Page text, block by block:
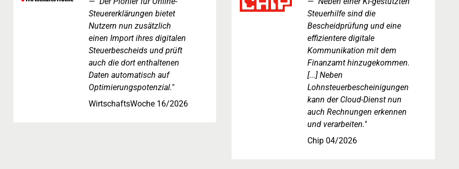
Steuererklärungen bietet
Nutzern nun zusätzlich
einen Import ihres digitalen
Steuerbescheids und prüft
auch die dort enthaltenen
Daten automatisch auf
Optimierungspotenzial."
WirtschaftsWoche 16/2026
Steuerhilfe sind die
Bescheidprüfung und eine
effizientere digitale
Kommunikation mit dem
Finanzamt hinzugekommen.
[...] Neben
Lohnsteuerbescheinigungen
kann der Cloud-Dienst nun
auch Rechnungen erkennen
und verarbeiten."
Chip 04/2026